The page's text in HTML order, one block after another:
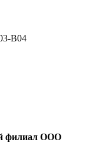
B04
филиал ООО